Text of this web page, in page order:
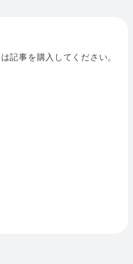
記事を購入してください。